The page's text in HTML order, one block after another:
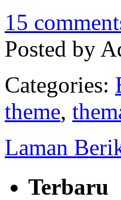
15
Posted by
Categories:
theme,
Laman
Terbaru